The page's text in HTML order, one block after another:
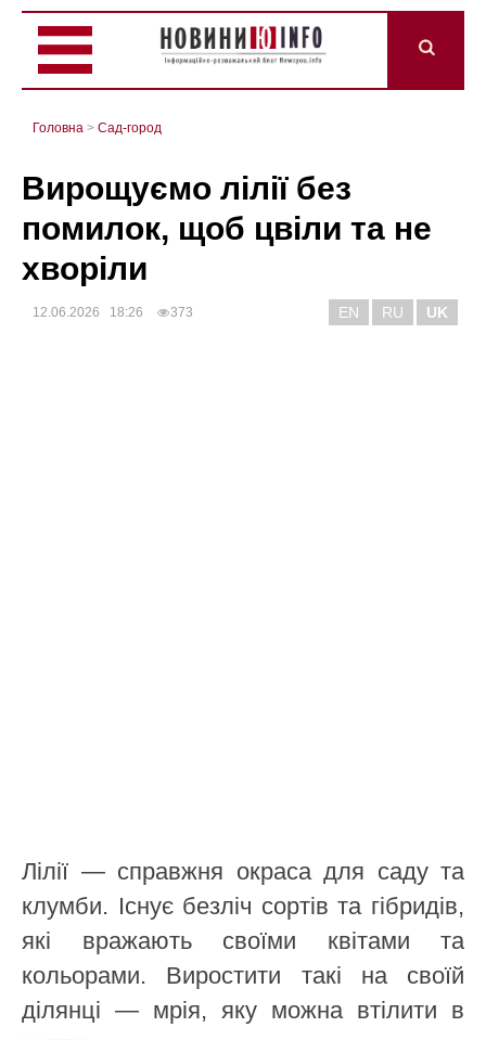
Головна > Сад-город
Вирощуємо лілії без
помилок, щоб цвіли та не
хворіли
12.06.2026 18:26 373 EN RU UK
Лілії — справжня окраса для саду та
клумби. Існує безліч сортів та гібридів,
які вражають своїми квітами та
кольорами. Виростити такі на своїй
ділянці — мрія, яку можна втілити в